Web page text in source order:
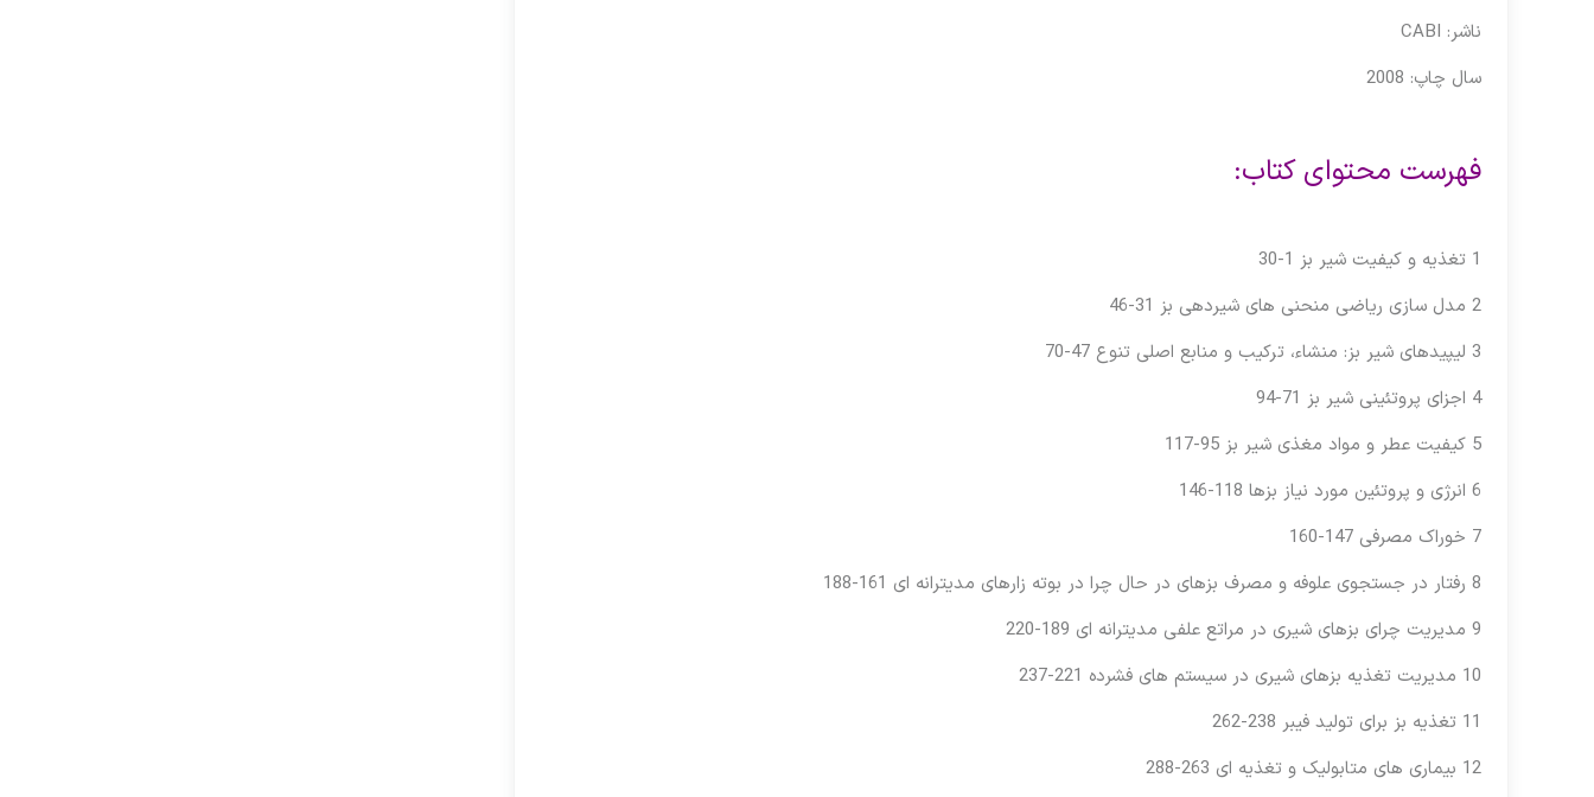
ناشر: CABI
سال چاپ: 2008
فهرست محتوای کتاب:
1 تغذیه و کیفیت شیر ​​بز 1-30
2 مدل‌ سازی ریاضی منحنی‌ های شیردهی بز 31-46
3 لیپیدهای شیر بز: منشاء، ترکیب و منابع اصلی تنوع 47-70
4 اجزای پروتئینی شیر بز 71-94
5 کیفیت عطر و مواد مغذی شیر بز 95-117
6 انرژی و پروتئین مورد نیاز بزها 118-146
7 خوراک مصرفی 147-160
8 رفتار در جستجوی علوفه و مصرف بزهای در حال چرا در بوته زارهای مدیترانه ای 161-188
9 مدیریت چرای بزهای شیری در مراتع علفی مدیترانه ای 189-220
10 مدیریت تغذیه بزهای شیری در سیستم های فشرده 221-237
11 تغذیه بز برای تولید فیبر 238-262
12 بیماری های متابولیک و تغذیه ای 263-288